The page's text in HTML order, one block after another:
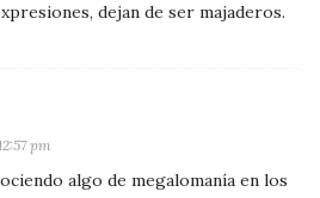
dejan de ser majaderos.
pm
algo de megalomanía en los